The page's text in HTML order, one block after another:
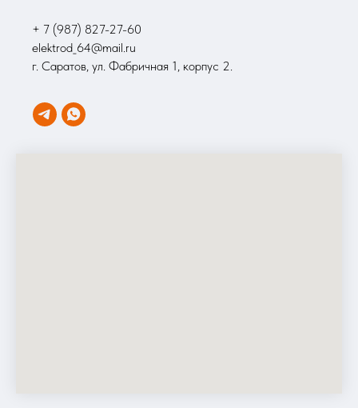
+ 7 (987) 827-27-60
elektrod_64@mail.ru
г. Саратов, ул. Фабричная 1, корпус 2.